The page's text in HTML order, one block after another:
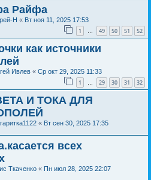
Райфа
Н « Вт ноя 11, 2025 17:53
1 … 49 50 51 52
как источники
Ивлев « Ср окт 29, 2025 11:33
1 … 29 30 31 32
И ТОКА ДЛЯ
« Вт сен 30, 2025 17:35
всех
Ткаченко « Пн июл 28, 2025 22:07